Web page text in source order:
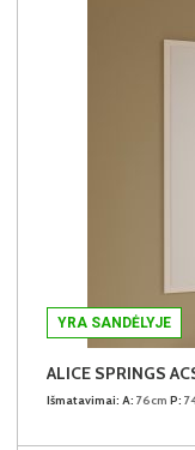
YRA SANDĖLYJE
ALICE SPRINGS
Išmatavimai: A: 76cm P: